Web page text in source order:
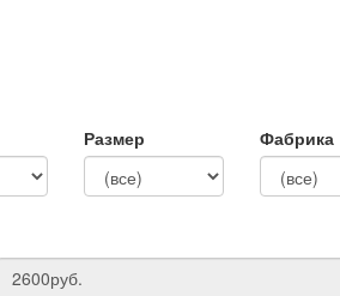
Размер Фабрика